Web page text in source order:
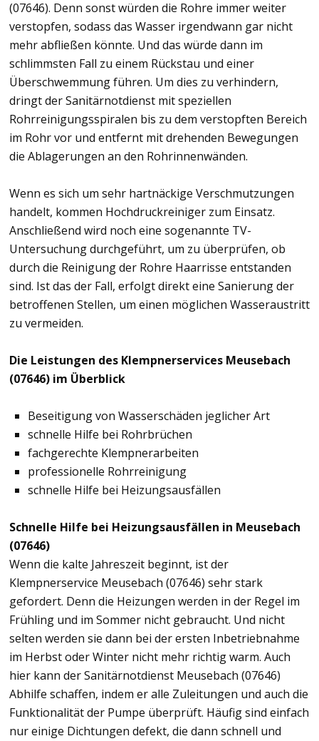
(07646). Denn sonst würden die Rohre immer weiter
verstopfen, sodass das Wasser irgendwann gar nicht
mehr abfließen könnte. Und das würde dann im
schlimmsten Fall zu einem Rückstau und einer
Überschwemmung führen. Um dies zu verhindern,
dringt der Sanitärnotdienst mit speziellen
Rohrreinigungsspiralen bis zu dem verstopften Bereich
im Rohr vor und entfernt mit drehenden Bewegungen
die Ablagerungen an den Rohrinnenwänden.
Wenn es sich um sehr hartnäckige Verschmutzungen
handelt, kommen Hochdruckreiniger zum Einsatz.
Anschließend wird noch eine sogenannte TV-
Untersuchung durchgeführt, um zu überprüfen, ob
durch die Reinigung der Rohre Haarrisse entstanden
sind. Ist das der Fall, erfolgt direkt eine Sanierung der
betroffenen Stellen, um einen möglichen Wasseraustritt
zu vermeiden.
Die Leistungen des Klempnerservices Meusebach
(07646) im Überblick
Beseitigung von Wasserschäden jeglicher Art
schnelle Hilfe bei Rohrbrüchen
fachgerechte Klempnerarbeiten
professionelle Rohrreinigung
schnelle Hilfe bei Heizungsausfällen
Schnelle Hilfe bei Heizungsausfällen in Meusebach
(07646)
Wenn die kalte Jahreszeit beginnt, ist der
Klempnerservice Meusebach (07646) sehr stark
gefordert. Denn die Heizungen werden in der Regel im
Frühling und im Sommer nicht gebraucht. Und nicht
selten werden sie dann bei der ersten Inbetriebnahme
im Herbst oder Winter nicht mehr richtig warm. Auch
hier kann der Sanitärnotdienst Meusebach (07646)
Abhilfe schaffen, indem er alle Zuleitungen und auch die
Funktionalität der Pumpe überprüft. Häufig sind einfach
nur einige Dichtungen defekt, die dann schnell und